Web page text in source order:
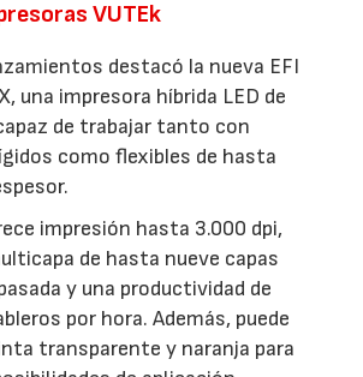
VUTEk
destacó la nueva EFI
una impresora híbrida LED de
de trabajar tanto con
como flexibles de hasta
impresión hasta 3.000 dpi,
de hasta nueve capas
y una productividad de
por hora. Además, puede
transparente y naranja para